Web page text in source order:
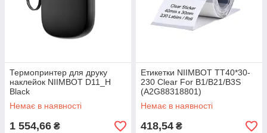
Термопринтер для друку
наклейок NIIMBOT D11_H
Black
Немає в наявності
1 554,66 ₴
Етикетки NIIMBOT TT40*30-
230 Clear For B1/B21/B3S
(A2G88318801)
Немає в наявності
418,54 ₴